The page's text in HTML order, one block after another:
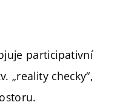
participativní
„reality checky“,